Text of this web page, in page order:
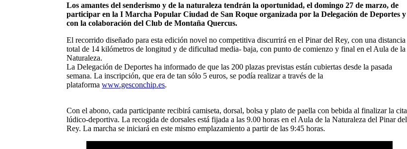
Los amantes del senderismo y de la naturaleza tendrán la oportunidad, el domingo 27 de marzo, de
participar en la I Marcha Popular Ciudad de San Roque organizada por la Delegación de Deportes y
con la colaboración del Club de Montaña Quercus.
El recorrido diseñado para esta edición novel no competitiva discurrirá en el Pinar del Rey, con una distancia
total de 14 kilómetros de longitud y de dificultad media- baja, con punto de comienzo y final en el Aula de la
Naturaleza.
La Delegación de Deportes ha informado de que las 200 plazas previstas están cubiertas desde la pasada
semana. La inscripción, que era de tan sólo 5 euros, se podía realizar a través de la
plataformawww.gesconchip.es.
Con el abono, cada participante recibirá camiseta, dorsal, bolsa y plato de paella con bebida al finalizar la cita
lúdico-deportiva. La recogida de dorsales está fijada a las 9.00 horas en el Aula de la Naturaleza del Pinar del
Rey. La marcha se iniciará en este mismo emplazamiento a partir de las 9:45 horas.